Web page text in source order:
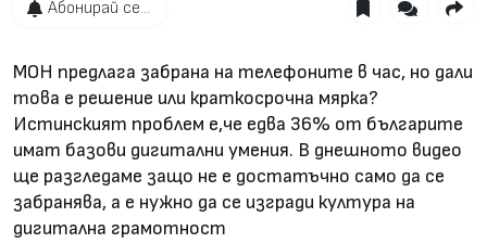
Абонирай се...
МОН предлага забрана на телефоните в час, но дали
това е решение или краткосрочна мярка?
Истинският проблем е,че едва 36% от българите
имат базови дигитални умения. В днешното видео
ще разгледаме защо не е достатъчно само да се
забранява, а е нужно да се изгради култура на
дигитална грамотност